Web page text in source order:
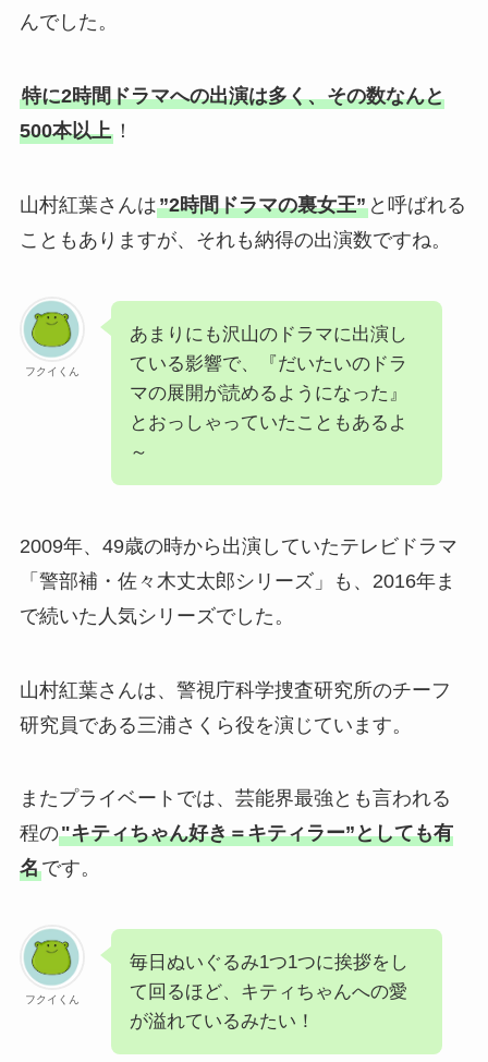
んでした。
特に2時間ドラマへの出演は多く、その数なんと
500本以上！
山村紅葉さんは”2時間ドラマの裏女王”と呼ばれる
こともありますが、それも納得の出演数ですね。
フクイくん
あまりにも沢山のドラマに出演し
ている影響で、『だいたいのドラ
マの展開が読めるようになった』
とおっしゃっていたこともあるよ
～
2009年、49歳の時から出演していたテレビドラマ
「警部補・佐々木丈太郎シリーズ」も、2016年ま
で続いた人気シリーズでした。
山村紅葉さんは、警視庁科学捜査研究所のチーフ
研究員である三浦さくら役を演じています。
またプライベートでは、芸能界最強とも言われる
程の"キティちゃん好き＝キティラー”としても有
名です。
フクイくん
毎日ぬいぐるみ1つ1つに挨拶をし
て回るほど、キティちゃんへの愛
が溢れているみたい！